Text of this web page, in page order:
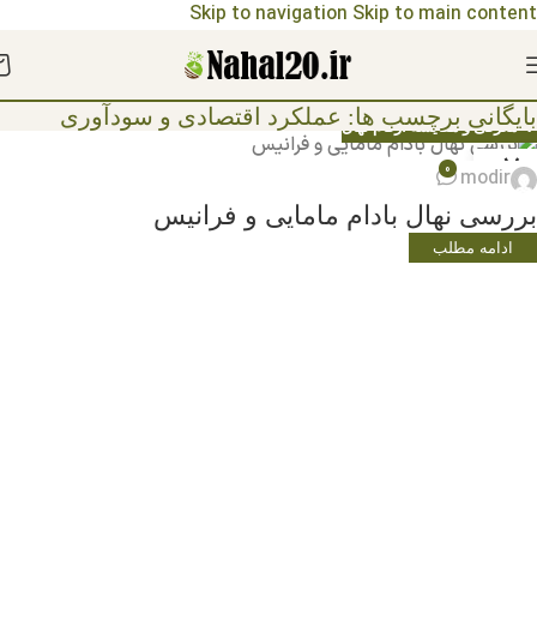
Skip to navigation Skip to main content
مشاهده قیمت نهال ها 1404
بایگانی برچسب ها: عملکرد اقتصادی و سودآوری
07
ژانویه
🌳 معرفی و مقایسه ارقام نهال
modir
0
بررسی نهال بادام مامایی و فرانیس
ادامه مطلب